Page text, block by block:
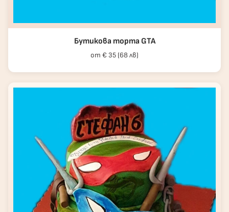
Бутикова торта GTA
от € 35 (68 лв)